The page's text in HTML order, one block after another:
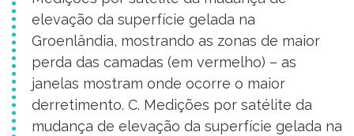
elevação da superfície gelada na
Groenlândia, mostrando as zonas de maior
perda das camadas (em vermelho) – as
janelas mostram onde ocorre o maior
derretimento. C. Medições por satélite da
mudança de elevação da superfície gelada na